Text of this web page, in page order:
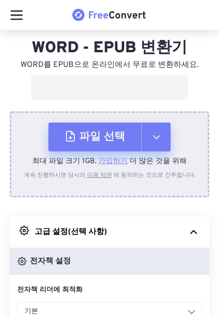
WORD - EPUB 변환기
WORD를 EPUB으로 온라인에서 무료로 변환하세요.
파일 선택
장치에서
Google 드라이브에서
최대 파일 크기 1GB. 가입하기 더 많은 것을 위해
계속 진행하시면 당사의 이용 약관에 동의하는 것으로 간주됩니다.
고급 설정(선택 사항)
전자책 설정
전자책 리더에 최적화
기본